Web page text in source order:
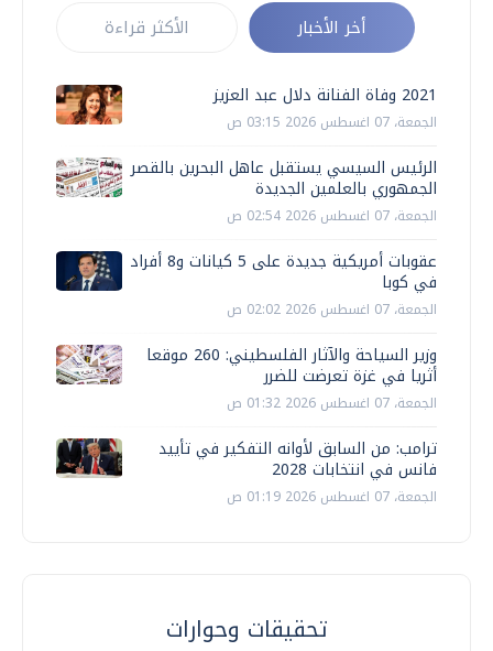
أخر الأخبار الأكثر قراءة
2021 وفاة الفنانة دلال عبد العزيز
الجمعة، 07 اغسطس 2026 03:15 ص
الرئيس السيسي يستقبل عاهل البحرين بالقصر
الجمهوري بالعلمين الجديدة
الجمعة، 07 اغسطس 2026 02:54 ص
عقوبات أمريكية جديدة على 5 كيانات و8 أفراد
في كوبا
الجمعة، 07 اغسطس 2026 02:02 ص
وزير السياحة والآثار الفلسطيني: 260 موقعا
أثريا في غزة تعرضت للضرر
الجمعة، 07 اغسطس 2026 01:32 ص
ترامب: من السابق لأوانه التفكير في تأييد
فانس في انتخابات 2028
الجمعة، 07 اغسطس 2026 01:19 ص
تحقيقات وحوارات